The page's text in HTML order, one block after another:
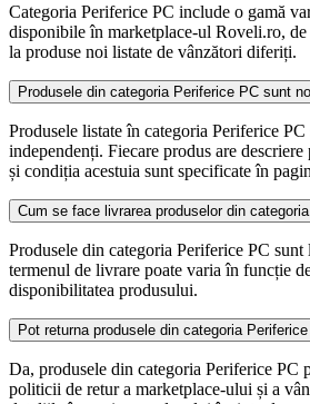
Categoria Periferice PC include o gamă
disponibile în marketplace-ul Roveli.ro, de
la produse noi listate de vânzători diferiți.
Produsele din categoria Periferice PC sunt
Produsele listate în categoria Periferice
independenți. Fiecare produs are
și condiția acestuia sunt specificate în
Cum se face livrarea produselor din
Produsele din categoria Periferice PC
termenul de livrare poate varia în funcție
disponibilitatea produsului.
Pot returna produsele din categoria
Da, produsele din categoria Periferice PC
politicii de retur a marketplace-ului și a